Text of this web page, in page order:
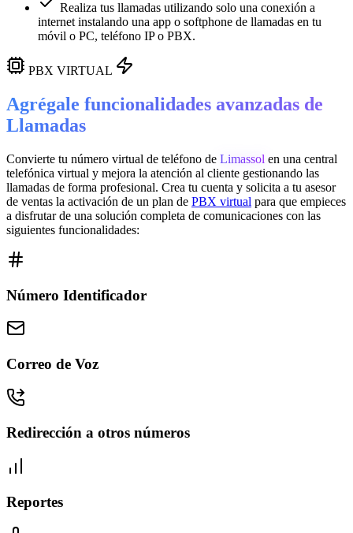
Realiza tus llamadas utilizando solo una conexión a
internet instalando una app o softphone de llamadas en tu
móvil o PC, teléfono IP o PBX.
PBX VIRTUAL
Agrégale funcionalidades avanzadas de
Llamadas
Convierte tu número virtual de teléfono de Limassol en una central
telefónica virtual y mejora la atención al cliente gestionando las
llamadas de forma profesional. Crea tu cuenta y solicita a tu asesor
de ventas la activación de un plan de PBX virtual para que empieces
a disfrutar de una solución completa de comunicaciones con las
siguientes funcionalidades:
Número Identificador
Correo de Voz
Redirección a otros números
Reportes